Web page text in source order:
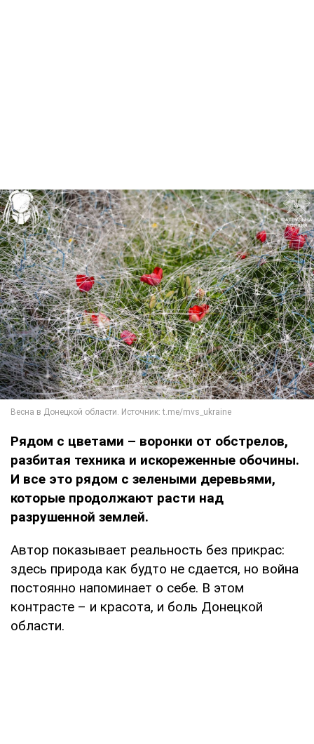
Рядом с цветами – воронки от обстрелов,
разбитая техника и искореженные обочины.
И все это рядом с зелеными деревьями,
которые продолжают расти над
разрушенной землей.
Автор показывает реальность без прикрас:
здесь природа как будто не сдается, но война
постоянно напоминает о себе. В этом
контрасте – и красота, и боль Донецкой
области.